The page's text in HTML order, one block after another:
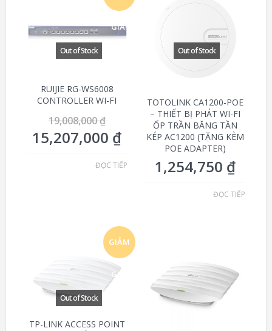
GIÁ!
RUIJIE RG-WS6008
CONTROLLER WI-FI
19,008,000₫
15,207,000 ₫
ĐỌC TIẾP
TOTOLINK CA1200-POE
– THIẾT BỊ PHÁT WI-FI
ỐP TRẦN BĂNG TẦN
KÉP AC1200 (TẶNG KÈM
POE ADAPTER)
1,254,750 ₫
ĐỌC TIẾP
GIẢM
GIÁ!
TP-LINK ACCESS POINT